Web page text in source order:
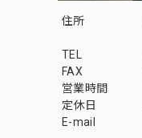
住所
TEL
FAX
営業時間
定休日
E-mail